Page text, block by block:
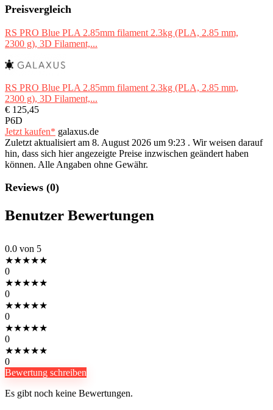
Preisvergleich
RS PRO Blue PLA 2.85mm filament 2.3kg (PLA, 2.85 mm,
2300 g), 3D Filament,...
RS PRO Blue PLA 2.85mm filament 2.3kg (PLA, 2.85 mm,
2300 g), 3D Filament,...
€ 125,45
P6D
Jetzt kaufen* galaxus.de
Zuletzt aktualisiert am 8. August 2026 um 9:23 . Wir weisen darauf
hin, dass sich hier angezeigte Preise inzwischen geändert haben
können. Alle Angaben ohne Gewähr.
Reviews (0)
Benutzer Bewertungen
0.0 von 5
★★★★★
0
★★★★★
0
★★★★★
0
★★★★★
0
★★★★★
0
Bewertung schreiben
Es gibt noch keine Bewertungen.